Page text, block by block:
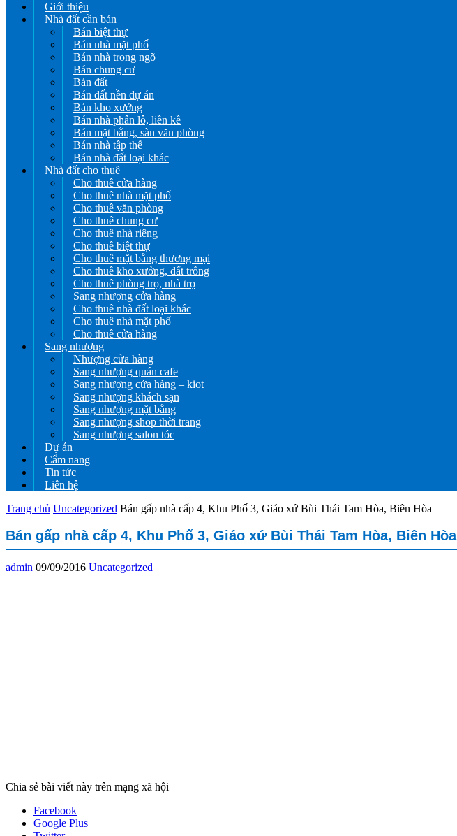
Giới thiệu
Nhà đất cần bán
Bán biệt thự
Bán nhà mặt phố
Bán nhà trong ngõ
Bán chung cư
Bán đất
Bán đất nền dự án
Bán kho xưởng
Bán nhà phân lô, liền kề
Bán mặt bằng, sàn văn phòng
Bán nhà tập thể
Bán nhà đất loại khác
Nhà đất cho thuê
Cho thuê cửa hàng
Cho thuê nhà mặt phố
Cho thuê văn phòng
Cho thuê chung cư
Cho thuê nhà riêng
Cho thuê biệt thự
Cho thuê mặt bằng thương mại
Cho thuê kho xưởng, đất trống
Cho thuê phòng trọ, nhà trọ
Sang nhượng cửa hàng
Cho thuê nhà đất loại khác
Cho thuê nhà mặt phố
Cho thuê cửa hàng
Sang nhượng
Nhượng cửa hàng
Sang nhượng quán cafe
Sang nhượng cửa hàng – kiot
Sang nhượng khách sạn
Sang nhượng mặt bằng
Sang nhượng shop thời trang
Sang nhượng salon tóc
Dự án
Cẩm nang
Tin tức
Liên hệ
Trang chủ Uncategorized Bán gấp nhà cấp 4, Khu Phố 3, Giáo xứ Bùi Thái Tam Hòa, Biên Hòa
Bán gấp nhà cấp 4, Khu Phố 3, Giáo xứ Bùi Thái Tam Hòa, Biên Hòa
admin 09/09/2016 Uncategorized
Chia sẻ bài viết này trên mạng xã hội
Facebook
Google Plus